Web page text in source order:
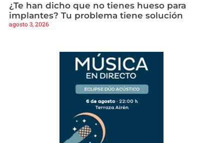
¿Te han dicho que no tienes hueso para
implantes? Tu problema tiene solución
agosto 3, 2026